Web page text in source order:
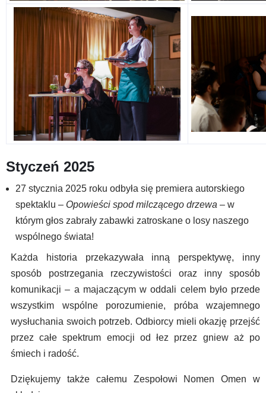
Styczeń 2025
27 stycznia 2025 roku odbyła się premiera autorskiego
spektaklu – Opowieści spod milczącego drzewa – w
którym głos zabrały zabawki zatroskane o losy naszego
wspólnego świata!
Każda historia przekazywała inną perspektywę, inny
sposób postrzegania rzeczywistości oraz inny sposób
komunikacji – a majaczącym w oddali celem było przede
wszystkim wspólne porozumienie, próba wzajemnego
wysłuchania swoich potrzeb. Odbiorcy mieli okazję przejść
przez całe spektrum emocji od łez przez gniew aż po
śmiech i radość.
Dziękujemy także całemu Zespołowi Nomen Omen w